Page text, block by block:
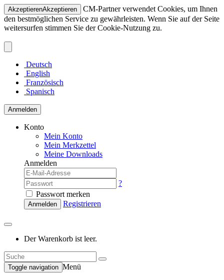
AkzeptierenAkzeptieren
CM-Partner verwendet Cookies, um Ihnen
den bestmöglichen Service zu gewährleisten. Wenn Sie auf der Seite
weitersurfen stimmen Sie der Cookie-Nutzung zu.
Deutsch
English
Französisch
Spanisch
Anmelden
Konto
Mein Konto
Mein Merkzettel
Meine Downloads
Anmelden
?
Passwort merken
Anmelden Registrieren
Der Warenkorb ist leer.
Toggle navigation Menü